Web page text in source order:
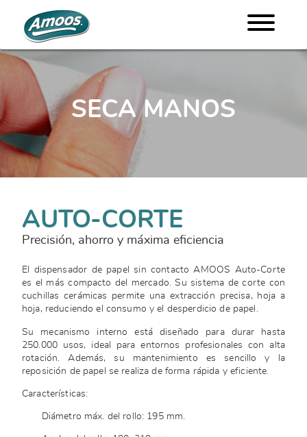
SECA MANOS
AUTO-CORTE
Precisión, ahorro y máxima eficiencia
El dispensador de papel sin contacto AMOOS Auto-Corte
es el más compacto del mercado. Su sistema de corte con
cuchillas cerámicas permite una extracción precisa, hoja a
hoja, reduciendo el consumo y el desperdicio de papel.
Su mecanismo interno está diseñado para durar hasta
250.000 usos, ideal para entornos profesionales con alta
rotación. Además, su mantenimiento es sencillo y la
reposición de papel se realiza de forma rápida y eficiente.
Características:
Diámetro máx. del rollo: 195 mm.